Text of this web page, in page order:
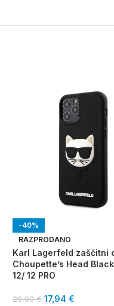
-40%
RAZPRODANO
Karl Lagerfeld zaščitni
Choupette’s Head
12/ 12 PRO
29,90€ 17,94 €